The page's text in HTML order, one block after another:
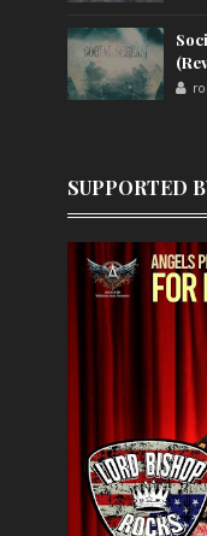
SUPPORTED